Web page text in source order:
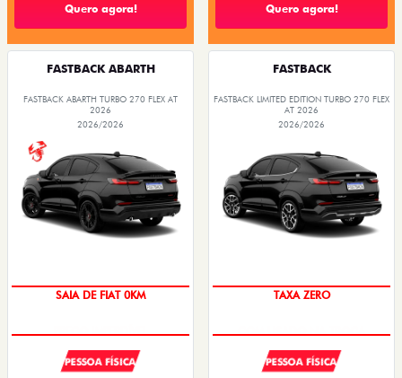
Quero agora! Quero agora!
FASTBACK ABARTH
FASTBACK ABARTH TURBO 270 FLEX AT
2026
2026/2026
SAIA DE FIAT 0KM
PESSOA FÍSICA
FASTBACK
FASTBACK LIMITED EDITION TURBO 270 FLEX
AT 2026
2026/2026
TAXA ZERO
PESSOA FÍSICA